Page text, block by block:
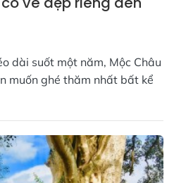
dài suốt một năm, Mộc Châu
muốn ghé thăm nhất bất kể